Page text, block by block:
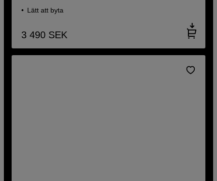
Lätt att byta
3 490 SEK